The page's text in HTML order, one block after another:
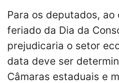
Para os deputados,
feriado da Dia da
prejudicaria o setor
data deve ser
Câmaras estaduais e